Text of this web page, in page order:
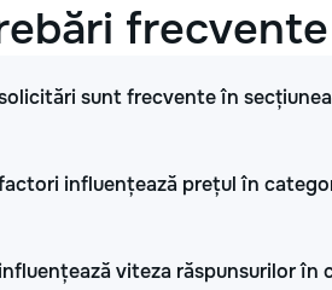
frecvente
sunt frecvente în
influențează prețul în
viteza răspunsurilor în